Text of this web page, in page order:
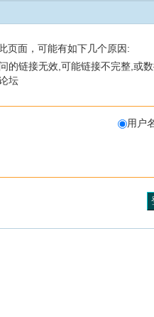
页面，可能有如下几个原因:
的链接无效,可能链接不完整,或
坛
用户